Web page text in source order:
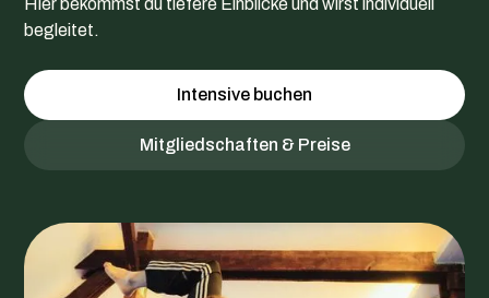
begleitet.
Intensive buchen
Mitgliedschaften & Preise